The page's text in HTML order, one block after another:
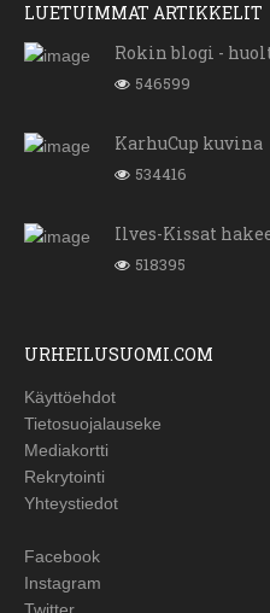
LUETUIMMAT ARTIKKELIT
Rokin blogi -
546599
KarhuCup kuvina
534416
Ilves-Kissat
518395
URHEILUSUOMI.COM
Käyttöehdot
Tietosuojalauseke
Mediakortti
Rekrytointi
Yhteystiedot
Facebook
Instagram